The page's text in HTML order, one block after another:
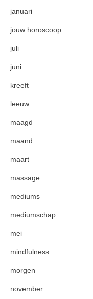
januari
jouw horoscoop
juli
juni
kreeft
leeuw
maagd
maand
maart
massage
mediums
mediumschap
mei
mindfulness
morgen
november